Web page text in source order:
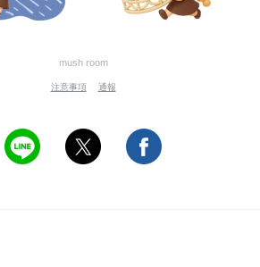
mush room
注意事項 通報